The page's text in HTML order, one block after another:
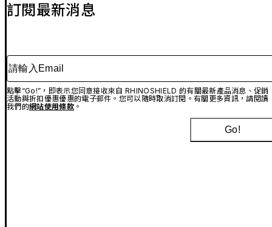
訂閱最新消息
請輸入Email
點擊“Go!”，即表示您同意接收來自 RHINOSHIELD 的有關最新產品消息、促銷
活動與折扣優惠優惠的電子郵件。您可以隨時取消訂閱。有關更多資訊，請閱讀
我們的網站使用條款。
Go!